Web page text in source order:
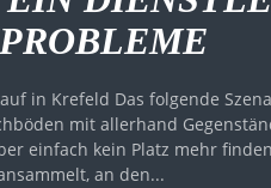
ist sicherlich
mit allerhand
einfach kein Platz mehr
an den...